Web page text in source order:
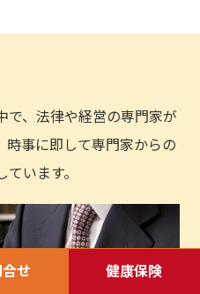
せ 健康保険
で、法律や経営の専門家が
時事に即して専門家からの
います。